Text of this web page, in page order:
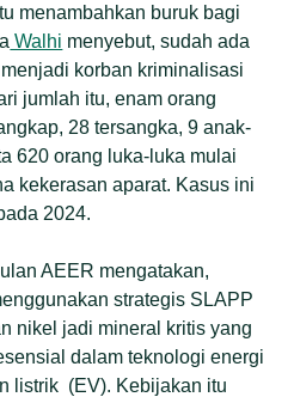
menambahkan buruk bagi
Walhi menyebut, sudah ada
korban kriminalisasi
jumlah itu, enam orang
28 tersangka, 9 anak-
620 orang luka-luka mulai
kekerasan aparat. Kasus ini
2024.
AEER mengatakan,
strategis SLAPP
nikel jadi mineral kritis yang
dalam teknologi energi
listrik (EV). Kebijakan itu